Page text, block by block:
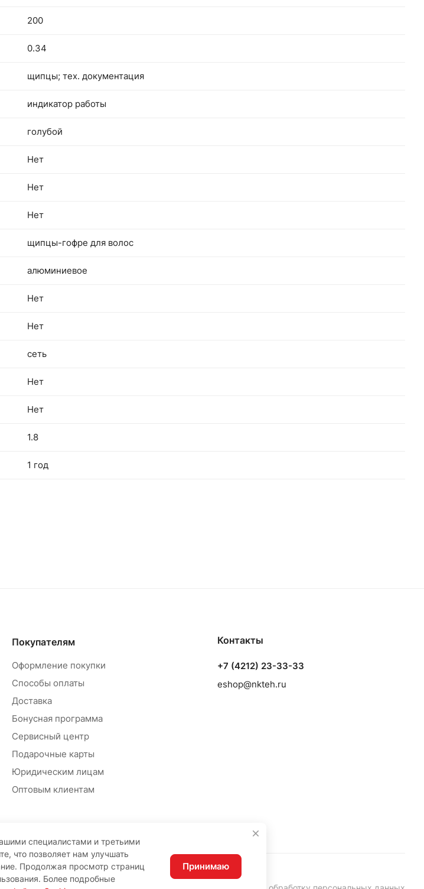
200
0.34
щипцы; тех. документация
индикатор работы
голубой
Нет
Нет
Нет
щипцы-гофре для волос
алюминиевое
Нет
Нет
сеть
Нет
Нет
1.8
1 год
Покупателям
Оформление покупки
Способы оплаты
Доставка
Бонусная программа
Сервисный центр
Подарочные карты
Юридическим лицам
Оптовым клиентам
Контакты
+7 (4212) 23-33-33
eshop@nkteh.ru
специалистами и третьими
что позволяет нам улучшать
Продолжая просмотр страниц
Более подробные
Принимаю